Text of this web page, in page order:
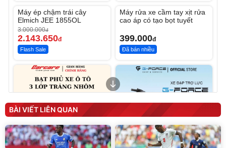
-28%
Máy ép chậm trái cây
Elmich JEE 1855OL
3.000.000đ
2.143.650đ
Flash Sale
Máy rửa xe cầm tay xịt rửa
cao áp có tạo bọt tuyết
399.000đ
Đã bán nhiều
BÀI VIẾT LIÊN QUAN